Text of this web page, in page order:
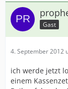
Gast
4. September 2012
ich werde jetzt
einem